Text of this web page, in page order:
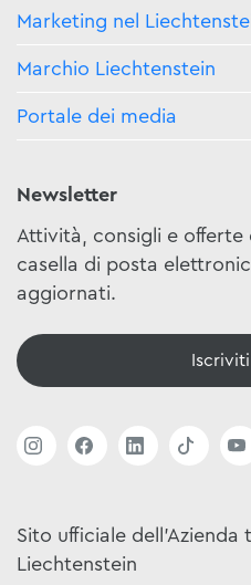
Marketing nel
Marchio Liechtenstein
Portale dei media
Newsletter
Attività, consigli e
casella di posta
aggiornati.
Sito ufficiale dell'Azienda
Liechtenstein